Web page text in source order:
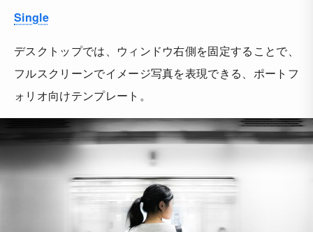
Single
デスクトップでは、ウィンドウ右側を固定することで、
フルスクリーンでイメージ写真を表現できる、ポートフ
ォリオ向けテンプレート。